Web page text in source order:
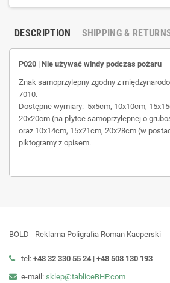
DESCRIPTION SHIPPING &
P020 | Nie używać windy podczas pożaru
Znak samoprzylepny zgodny z
7010.
Dostępne wymiary: 5x5cm, 10x10cm,
20x20cm (na płytce samoprzylepnej o
oraz 10x14cm, 15x21cm, 20x28cm (w
piktogramy z opisem.
BOLD - Reklama Poligrafia Roman Kacperski
tel: +48 32 330 55 24 | +48 508 130 193
e-mail: sklep@tabliceBHP.com